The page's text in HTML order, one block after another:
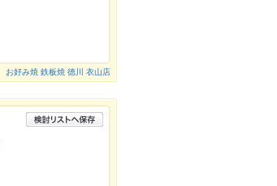
お好み焼 鉄板焼 徳川 衣山店